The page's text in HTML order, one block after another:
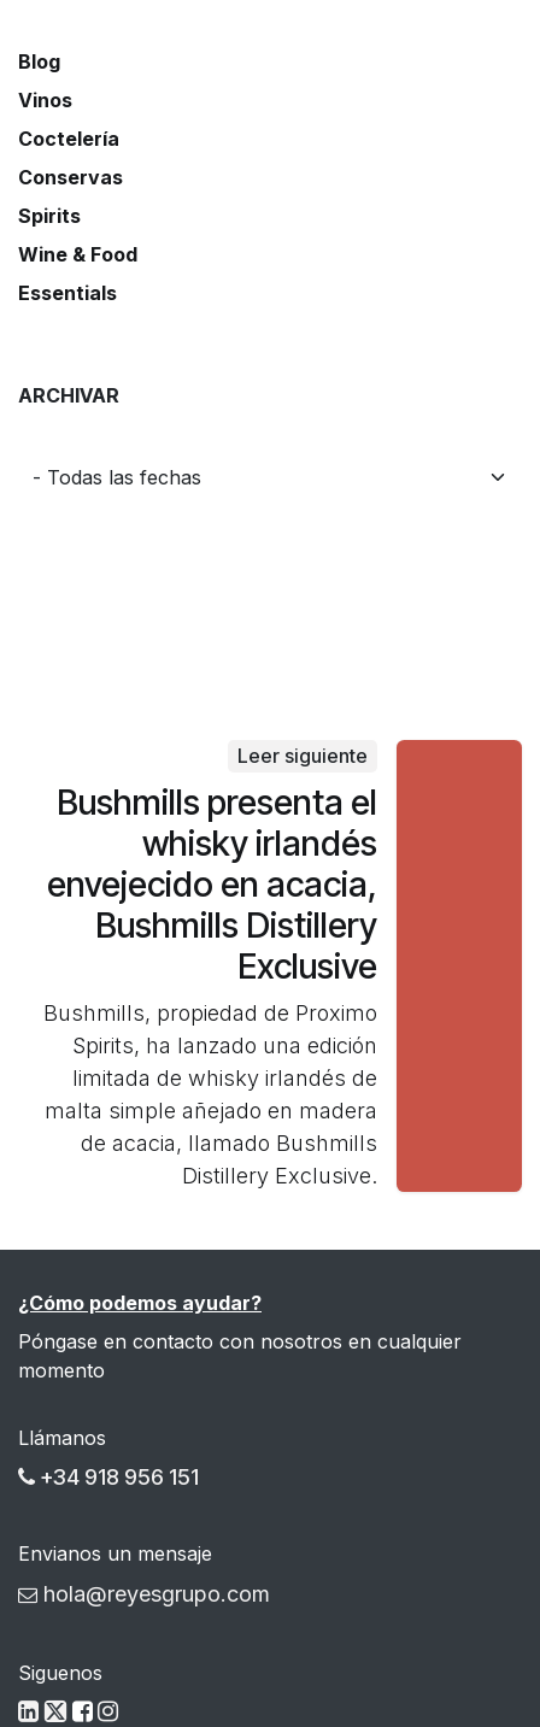
Blog
Vinos
Coctelería
Conservas
Spirits
Wine & Food
Essentials
ARCHIVAR
Leer siguiente
Bushmills presenta el
whisky irlandés
envejecido en acacia,
Bushmills Distillery
Exclusive
Bushmills, propiedad de Proximo
Spirits, ha lanzado una edición
limitada de whisky irlandés de
malta simple añejado en madera
de acacia, llamado Bushmills
Distillery Exclusive.
¿Cómo podemos ayudar?
Póngase en contacto con nosotros en cualquier
momento
Llámanos
+34 918 956 151
Envianos un mensaje
hola@reyesgrupo.com
Siguenos